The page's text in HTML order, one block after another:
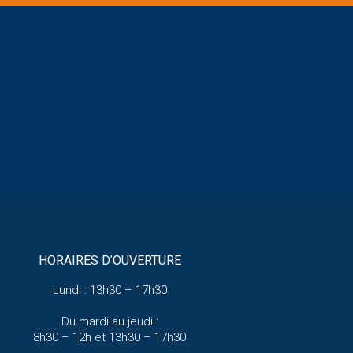
HORAIRES D’OUVERTURE
Lundi : 13h30 – 17h30
Du mardi au jeudi :
8h30 – 12h et 13h30 – 17h30